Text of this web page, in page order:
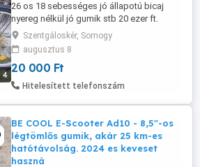
4
26 os 18 sebességes jó állapotú bicaj
nyereg nélkül jó gumik stb 20 ezer ft.
Szentgáloskér, Somogy
augusztus 8
20 000 Ft
Hitelesített telefonszám
BE COOL E-Scooter Ad10 - 8,5"-os
légtömlős gumik, akár 25 km-es
hatótávolság. 2024 es keveset
haszná